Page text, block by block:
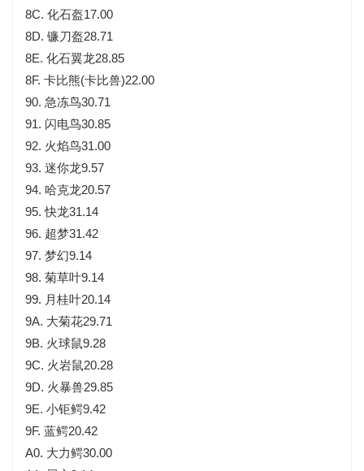
8C. 化石盔17.00
8D. 镰刀盔28.71
8E. 化石翼龙28.85
8F. 卡比熊(卡比兽)22.00
90. 急冻鸟30.71
91. 闪电鸟30.85
92. 火焰鸟31.00
93. 迷你龙9.57
94. 哈克龙20.57
95. 快龙31.14
96. 超梦31.42
97. 梦幻9.14
98. 菊草叶9.14
99. 月桂叶20.14
9A. 大菊花29.71
9B. 火球鼠9.28
9C. 火岩鼠20.28
9D. 火暴兽29.85
9E. 小钜鳄9.42
9F. 蓝鳄20.42
A0. 大力鳄30.00